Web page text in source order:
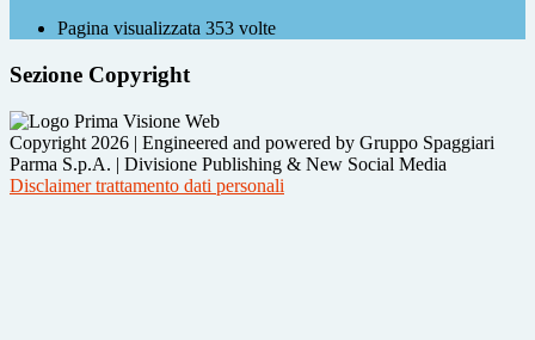
Pagina visualizzata 353 volte
Sezione Copyright
Copyright 2026 | Engineered and powered by Gruppo Spaggiari
Parma S.p.A. | Divisione Publishing & New Social Media
Disclaimer trattamento dati personali